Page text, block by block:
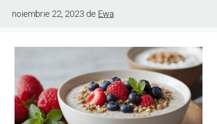
noiembrie 22, 2023 de Ewa